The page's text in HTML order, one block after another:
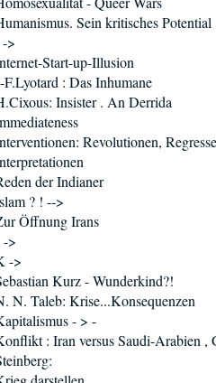
Sein kritisches Potential
>
Start-up-Illusion
F.Lyotard : Das Inhumane
Insister . An Derrida
Revolutionen,
der Indianer
? ! -->
Öffnung Irans
->
->
Kurz - Wunderkind?!
N. Taleb: Krise...Konsequenzen
- > -
: Iran versus Saudi-Arabien ,